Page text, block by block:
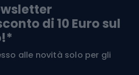
di 10 Euro sul
alle novità solo per gli